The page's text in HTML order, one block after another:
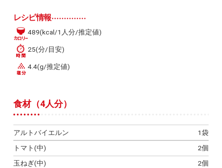
レシピ情報
489(kcal/1人分/推定値)
25(分/目安)
4.4(g/推定値)
食材（4人分）
アルトバイエルン
1袋
トマト(中)
2個
玉ねぎ(中)
2個